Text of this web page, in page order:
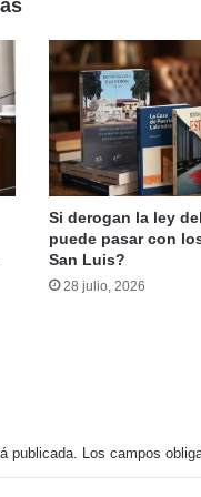
conmocionan a
Si derogan la ley
puede pasar con
San Luis?
28 julio, 2026
publicada. Los campos